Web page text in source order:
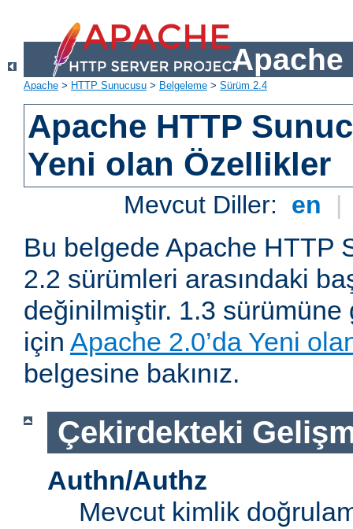
Apache
Apache > HTTP Sunucusu > Belgeleme > Sürüm 2.4
Apache HTTP
Yeni olan Özellikler
Mevcut Diller: en |
Bu belgede Apache HTTP
2.2 sürümleri arasındaki
değinilmiştir. 1.3
için Apache 2.0’da Yeni
belgesine bakınız.
Çekirdekteki
Authn/Authz
Mevcut kimlik